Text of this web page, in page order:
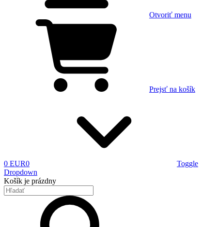
Otvoriť menu
Prejsť na košík
0 EUR0
Toggle
Dropdown
Košík je prázdny